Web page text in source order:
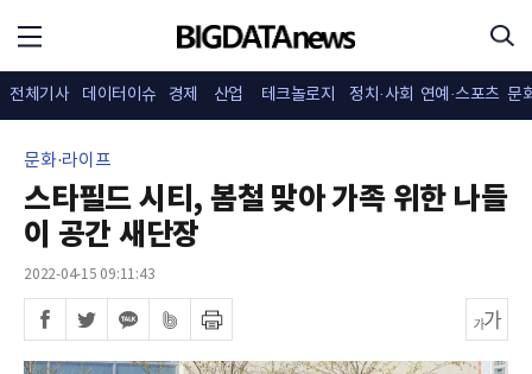
전체기사 데이터이슈 경제 산업 테크놀로지 정치·사회 연예·스포츠 문
문화·라이프
스타필드 시티, 봄철 맞아 가족 위한 나들
이 공간 새단장
2022-04-15 09:11:43